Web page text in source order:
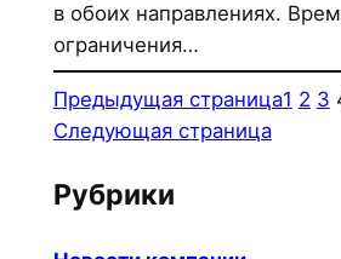
в обоих направлениях.
ограничения…
Предыдущая страница1 2 3
Следующая страница
Рубрики